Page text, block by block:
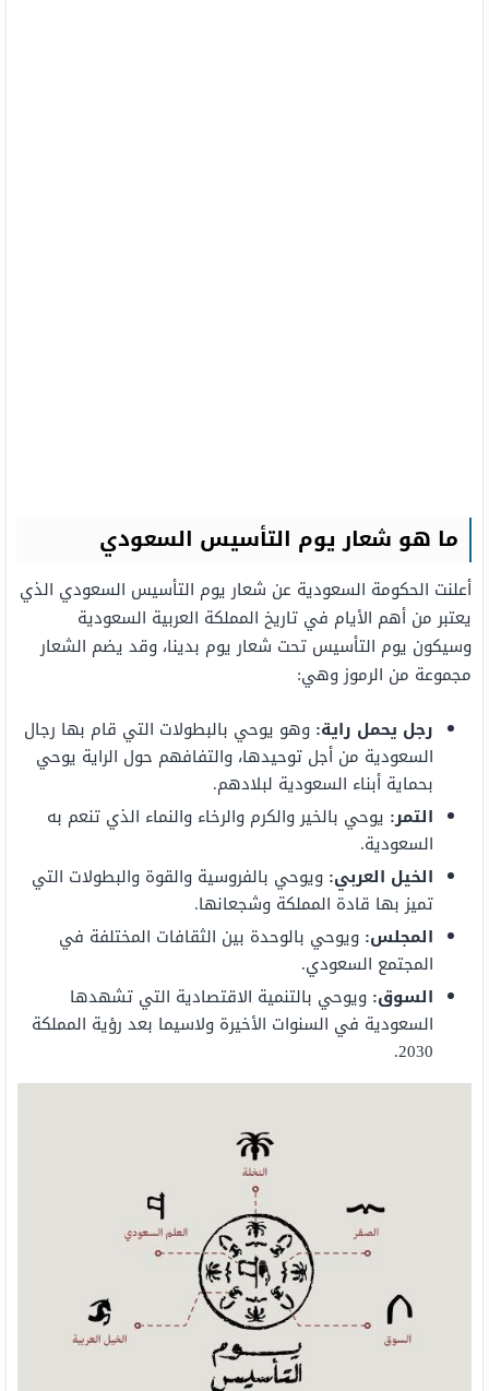
ما هو شعار يوم التأسيس السعودي
أعلنت الحكومة السعودية عن شعار يوم التأسيس السعودي الذي
يعتبر من أهم الأيام في تاريخ المملكة العربية السعودية
وسيكون يوم التأسيس تحت شعار يوم بدينا، وقد يضم الشعار
مجموعة من الرموز وهي:
رجل يحمل راية: وهو يوحي بالبطولات التي قام بها رجال
السعودية من أجل توحيدها، والتفافهم حول الراية يوحي
بحماية أبناء السعودية لبلادهم.
التمر: يوحي بالخير والكرم والرخاء والنماء الذي تنعم به
السعودية.
الخيل العربي: ويوحي بالفروسية والقوة والبطولات التي
تميز بها قادة المملكة وشجعانها.
المجلس: ويوحي بالوحدة بين الثقافات المختلفة في
المجتمع السعودي.
السوق: ويوحي بالتنمية الاقتصادية التي تشهدها
السعودية في السنوات الأخيرة ولاسيما بعد رؤية المملكة
2030.